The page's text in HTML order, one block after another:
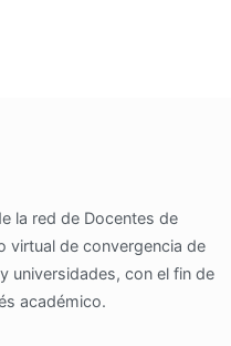
la red de Docentes de
virtual de convergencia de
universidades, con el fin de
académico.